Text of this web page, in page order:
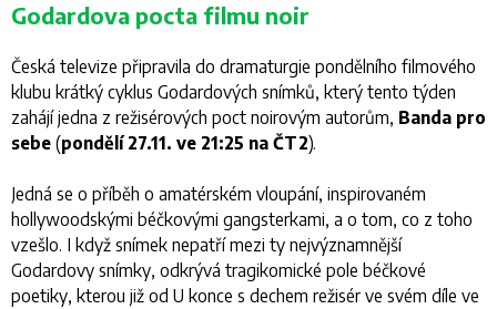
Godardova pocta filmu noir
Česká televize připravila do dramaturgie pondělního filmového
klubu krátký cyklus Godardových snímků, který tento týden
zahájí jedna z režisérových poct noirovým autorům, Banda pro
sebe (pondělí 27.11. ve 21:25 na ČT2).
Jedná se o příběh o amatérském vloupání, inspirovaném
hollywoodskými béčkovými gangsterkami, a o tom, co z toho
vzešlo. I když snímek nepatří mezi ty nejvýznamnější
Godardovy snímky, odkrývá tragikomické pole béčkové
poetiky, kterou již od U konce s dechem režisér ve svém díle ve